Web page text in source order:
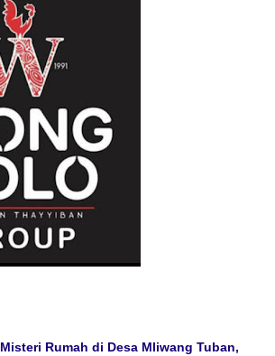
Misteri Rumah di Desa Mliwang Tuban,